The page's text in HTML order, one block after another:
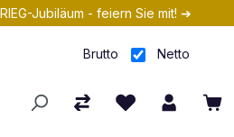
Jubiläum - feiern Sie mit! ➔
Brutto Netto